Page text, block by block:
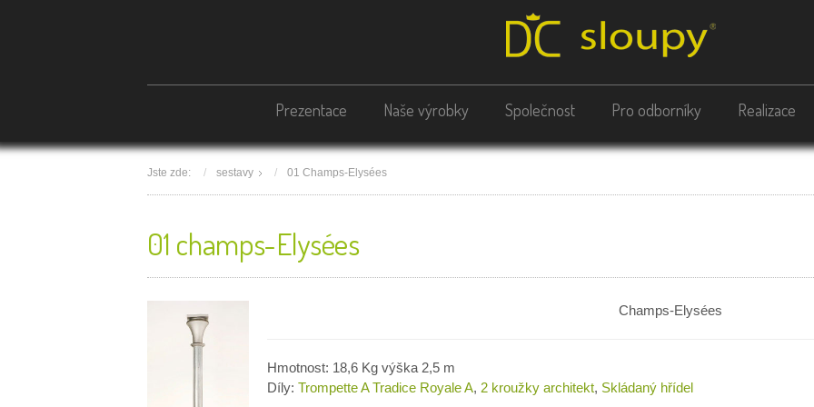
Prezentace Naše výrobky Společnost Pro odborníky Realizace
Jste zde: sestavy 01 Champs-Elysées
01 champs-Elysées
Champs-Elysées
Hmotnost: 18,6 Kg výška 2,5 m
Díly: Trompette A Tradice Royale A, 2 kroužky architekt, Skládaný hřídel